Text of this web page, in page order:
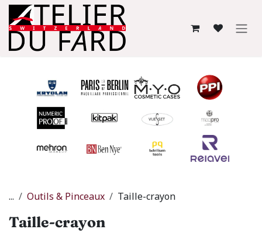
Se rendre au contenu
... Outils & Pinceaux Taille-crayon
Taille-crayon